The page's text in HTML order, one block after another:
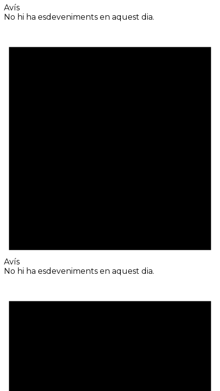
Avís
No hi ha esdeveniments en aquest dia.
Avís
No hi ha esdeveniments en aquest dia.